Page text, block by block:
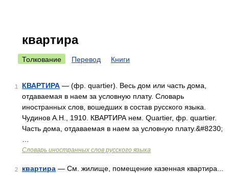
квартира
Толкование Перевод Книги
1 КВАРТИРА — (фр. quartier). Весь дом или часть дома,
отдаваемая в наем за условную плату. Словарь
иностранных слов, вошедших в состав русского языка.
Чудинов А.Н., 1910. КВАРТИРА нем. Quartier, фр. quartier.
Часть дома, отдаваемая в наем за условную плату.&#8230;
Словарь иностранных слов русского языка
2 квартира — См. жилище, помещение казенная квартира...